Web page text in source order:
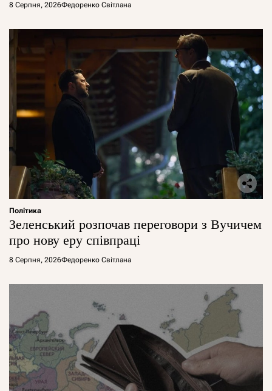
8 Серпня, 2026Федоренко Світлана
Політика
Зеленський розпочав переговори з Вучичем
про нову еру співпраці
8 Серпня, 2026Федоренко Світлана